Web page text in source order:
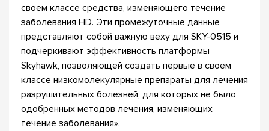
своем классе средства, изменяющего течение
заболевания HD. Эти промежуточные данные
представляют собой важную веху для SKY-0515 и
подчеркивают эффективность платформы
Skyhawk, позволяющей создать первые в своем
классе низкомолекулярные препараты для лечения
разрушительных болезней, для которых не было
одобренных методов лечения, изменяющих
течение заболевания».